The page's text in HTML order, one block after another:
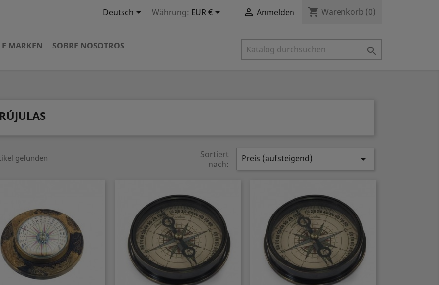
Deutsch Währung: EUR €  Anmelden shopping_cart Warenkorb (0)
MARKEN SOBRE NOSOTROS 
gefunden
Sortiert
nach:
Preis (aufsteigend) 